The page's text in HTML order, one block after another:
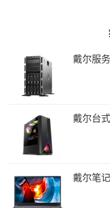
戴尔服
戴尔台
戴尔笔